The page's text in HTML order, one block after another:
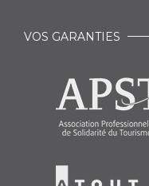
VOS GARANTIES